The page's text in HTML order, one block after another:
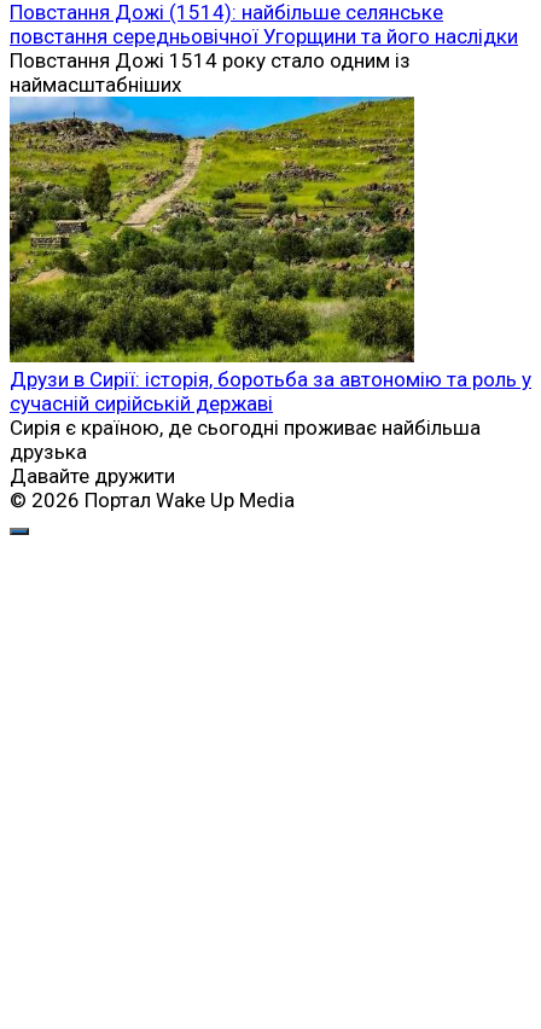
Повстання Дожі (1514): найбільше селянське
повстання середньовічної Угорщини та його наслідки
Повстання Дожі 1514 року стало одним із
наймасштабніших
Друзи в Сирії: історія, боротьба за автономію та роль у
сучасній сирійській державі
Сирія є країною, де сьогодні проживає найбільша
друзька
Давайте дружити
© 2026 Портал Wake Up Media